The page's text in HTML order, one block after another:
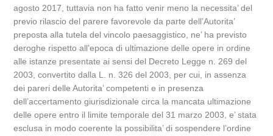
agosto 2017, tuttavia non ha fatto venir meno la necessita’ del
previo rilascio del parere favorevole da parte dell’Autorita’
preposta alla tutela del vincolo paesaggistico, ne’ ha previsto
deroghe rispetto all’epoca di ultimazione delle opere in ordine
alle istanze presentate ai sensi del Decreto Legge n. 269 del
2003, convertito dalla L. n. 326 del 2003, per cui, in assenza
dei pareri delle Autorita’ competenti e in presenza
dell’accertamento giurisdizionale circa la mancata ultimazione
delle opere entro il limite temporale del 31 marzo 2003, e’ stata
esclusa in modo coerente la possibilita’ di sospendere l’ordine